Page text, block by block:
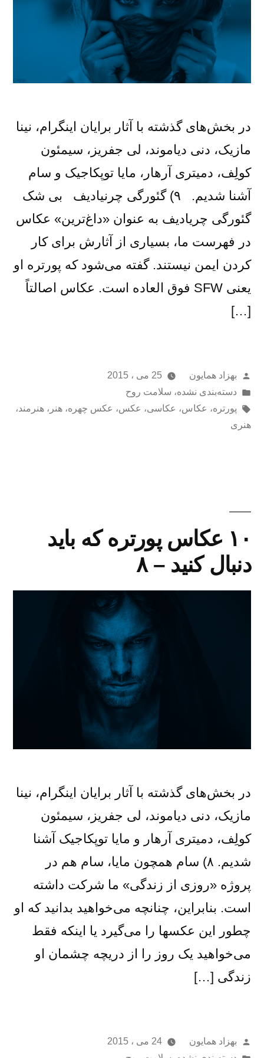
در بخش‌های گذشته با آثار برایان اینگرام، نینا
مازیک، دنی دیاموند، لی جفریز، سیمئون
کولِف، دمیتری آرهار، مایا توپکاجیک و سام
آشنا شدیم. ۹) گئورگی چرنیادیف بی شک
گئورگی چریادیف به عنوان «داغ‌ترین» عکاس
در فهرست ما، بسیاری از آثارش برای کار
کردن ایمن نیستند. گفته می‌شود که پورتره او
یعنی SFW فوق العاده است. عکاس اصالتاً
[…]
از
بهزاد همایون
25 می ، 2015
ارسال
شده
در
دسته‌بندی نشده، سلامت روح
برچسب‌ها:
پورتره، عکاس، عکاسی، عکس، عکس چهره، هنر ، هنرمند،
هنری
۱۰ عکاس پورتره که باید
دنبال کنید – ۸
در بخش‌های گذشته با آثار برایان اینگرام، نینا
مازیک، دنی دیاموند، لی جفریز، سیمئون
کولِف، دمیتری آرهار و مایا توپکاجیک آشنا
شدیم. ۸) سام همچون مایا، سام هم در
پروژه «روزی از زندگی» ما شرکت داشته
است. بنابراین، چنانچه می‌خواهید بدانید که او
چطور این عکسها را می‌گیرد یا اینکه فقط
می‌خواهید یک روز را از دریچه چشمان او
زندگی […]
از
بهزاد همایون
24 می ، 2015